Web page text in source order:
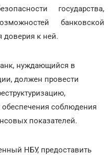
государства,
банковской
к ней.
нуждающийся в
должен провести
соблюдения
показателей.
НБУ, предоставить